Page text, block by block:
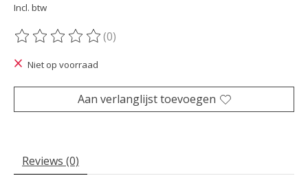
Incl. btw
De beoordeling van dit product is
(0)
Niet op voorraad
Aan verlanglijst toevoegen
Reviews (0)